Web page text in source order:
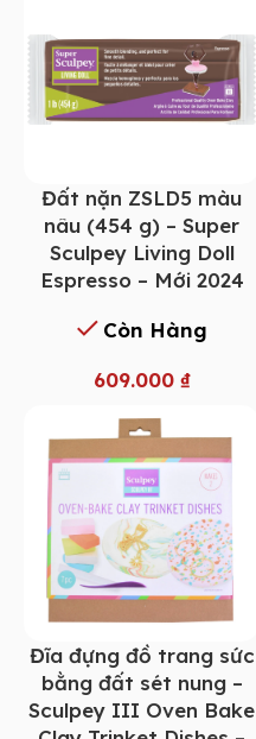
Đất nặn ZSLD5 màu
nâu (454 g) – Super
Sculpey Living Doll
Espresso – Mới 2024
Còn Hàng
609.000 ₫
Đĩa đựng đồ trang sức
bằng đất sét nung –
Sculpey III Oven Bake